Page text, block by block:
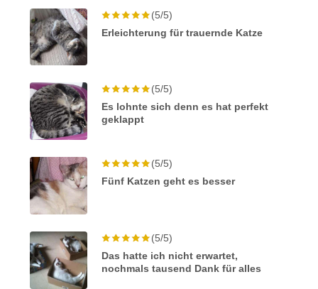
(5/5)
Erleichterung für trauernde Katze
(5/5)
Es lohnte sich denn es hat perfekt
geklappt
(5/5)
Fünf Katzen geht es besser
(5/5)
Das hatte ich nicht erwartet,
nochmals tausend Dank für alles